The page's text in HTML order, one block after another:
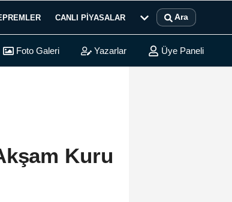
CANLI PIYASALAR Ara
Foto Galeri Yazarlar Üye Paneli
Kuru